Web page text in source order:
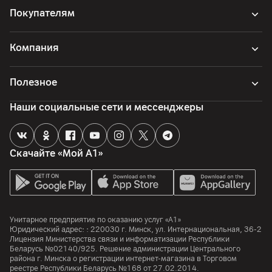
Покупателям
Компания
Полезное
Скачайте «Мой А1»
Наши социальные сети и мессенджеры
Унитарное предприятие по оказанию услуг «А1»
Юридический адрес: : 220030 г. Минск, ул. Интернациональная, 36-2
Лицензия Министерства связи и информатизации Республики
Беларусь №02140/925. Решение администрации Центрального
района г. Минска о регистрации интернет-магазина в Торговом
реестре Республики Беларусь №168 от 27.02.2014.